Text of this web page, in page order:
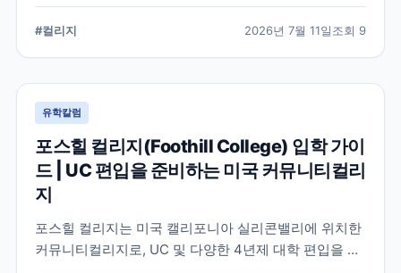
으로 정리했습니다.
#컬리지 2026년 7월 11일조회 9
유학칼럼
포스힐 컬리지(Foothill College) 입학 가이
드 | UC 편입을 준비하는 미국 커뮤니티컬리
지
포스힐 컬리지는 미국 캘리포니아 실리콘밸리에 위치한
커뮤니티컬리지로, UC 및 다양한 4년제 대학 편입을 목